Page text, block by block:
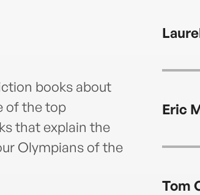
books about
of the top
that explain the
Olympians of the
Eric
Tom